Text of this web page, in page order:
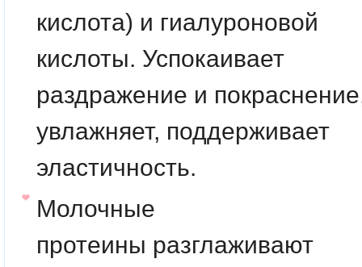
кислота) и гиалуроновой
кислоты. Успокаивает
раздражение и
увлажняет, поддерживает
эластичность.
Молочные
протеины разглаживают